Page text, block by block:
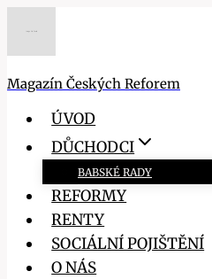
Magazín Českých Reforem
ÚVOD
DŮCHODCI
BABSKÉ RADY
REFORMY
RENTY
SOCIÁLNÍ POJIŠTĚNÍ
O NÁS